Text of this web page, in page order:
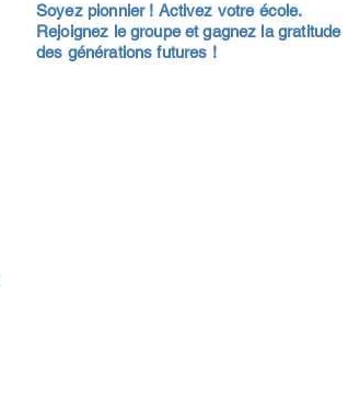
Soyez pionnier ! Activez votre école.
Rejoignez le groupe et gagnez la gratitude
des générations futures !